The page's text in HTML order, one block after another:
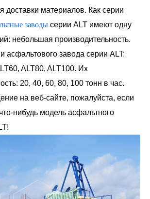
доставки материалов. Как серии
заводы серии ALT имеют одну
небольшая производительность.
асфальтового завода серии ALT:
ALT80, ALT100. Их
20, 40, 60, 80, 100 тонн в час.
на веб-сайте, пожалуйста, если
нибудь модель асфальтного